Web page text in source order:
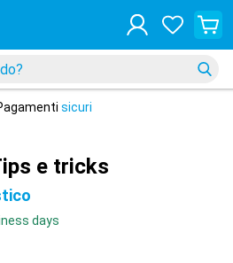
sicuri
e tricks
days